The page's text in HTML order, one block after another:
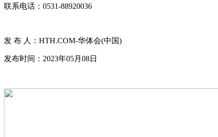
联系电话：0531-88920036
发 布 人：HTH.COM-华体会(中国)
发布时间：2023年05月08日